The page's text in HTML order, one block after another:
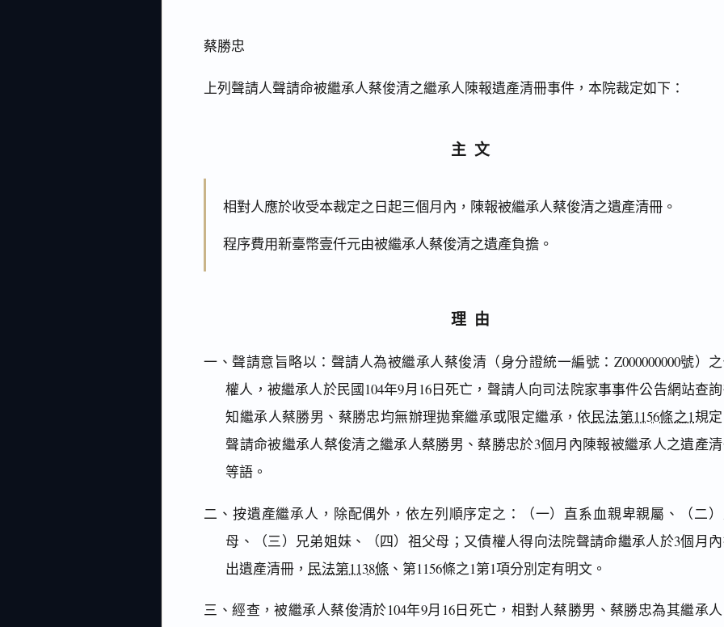
蔡勝忠
上列聲請人聲請命被繼承人蔡俊清之繼承人陳報遺產清冊事件，本院裁定如下：
主文
相對人應於收受本裁定之日起三個月內，陳報被繼承人蔡俊清之遺產清冊。
程序費用新臺幣壹仟元由被繼承人蔡俊清之遺產負擔。
理由
一、聲請意旨略以：聲請人為被繼承人蔡俊清（身分證統一編號：Z000000000號）
權人，被繼承人於民國104年9月16日死亡，聲請人向司法院家事事件公告網站查
知繼承人蔡勝男、蔡勝忠均無辦理拋棄繼承或限定繼承，依民法第1156條之1規定
聲請命被繼承人蔡俊清之繼承人蔡勝男、蔡勝忠於3個月內陳報被繼承人之遺產
等語。
二、按遺產繼承人，除配偶外，依左列順序定之：（一）直系血親卑親屬、（二
母、（三）兄弟姐妹、（四）祖父母；又債權人得向法院聲請命繼承人於3個月
出遺產清冊， 民法第1138條 、第1156條之1第1項分別定有明文。
三、經查，被繼承人蔡俊清於104年9月16日死亡，相對人蔡勝男、蔡勝忠為其繼承人